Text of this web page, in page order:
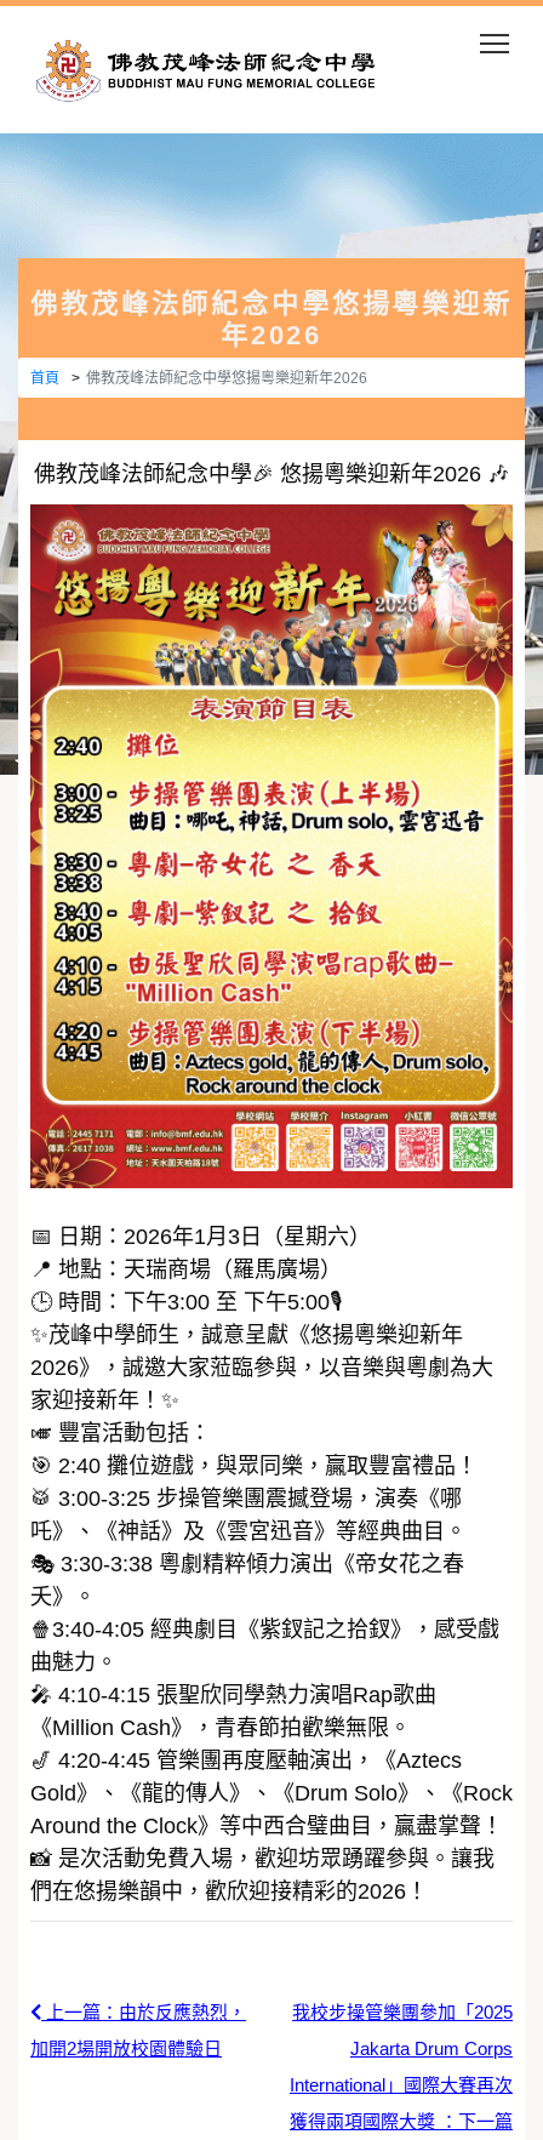
佛教茂峰法師紀念中學悠揚粵樂迎新
年2026
首頁 佛教茂峰法師紀念中學悠揚粵樂迎新年2026
佛教茂峰法師紀念中學🎉 悠揚粵樂迎新年2026 🎶
📅 日期：2026年1月3日（星期六）
📍 地點：天瑞商場（羅馬廣場）
🕒 時間：下午3:00 至 下午5:00🎙️
✨茂峰中學師生，誠意呈獻《悠揚粵樂迎新年
2026》，誠邀大家蒞臨參與，以音樂與粵劇為大
家迎接新年！✨
🎺 豐富活動包括：
🎯 2:40 攤位遊戲，與眾同樂，贏取豐富禮品！
🥁 3:00-3:25 步操管樂團震撼登場，演奏《哪
吒》、《神話》及《雲宮迅音》等經典曲目。
🎭 3:30-3:38 粵劇精粹傾力演出《帝女花之春
夭》。
🍿3:40-4:05 經典劇目《紫釵記之拾釵》，感受戲
曲魅力。
🎤 4:10-4:15 張聖欣同學熱力演唱Rap歌曲
《Million Cash》，青春節拍歡樂無限。
🎷 4:20-4:45 管樂團再度壓軸演出，《Aztecs
Gold》、《龍的傳人》、《Drum Solo》、《Rock
Around the Clock》等中西合璧曲目，贏盡掌聲！
📸 是次活動免費入場，歡迎坊眾踴躍參與。讓我
們在悠揚樂韻中，歡欣迎接精彩的2026！
上一篇：由於反應熱烈，
加開2場開放校園體驗日
我校步操管樂團參加「2025
Jakarta Drum Corps
International」國際大賽再次
獲得兩項國際大獎 ：下一篇